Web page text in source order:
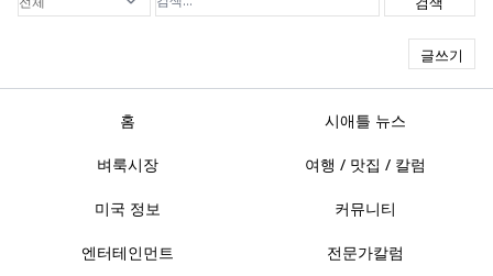
글쓰기
홈 시애틀 뉴스
벼룩시장 여행 / 맛집 / 칼럼
미국 정보 커뮤니티
엔터테인먼트 전문가칼럼